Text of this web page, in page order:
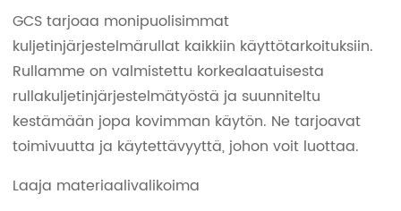
GCS tarjoaa monipuolisimmat
kuljetinjärjestelmärullat kaikkiin käyttötarkoituksiin.
Rullamme on valmistettu korkealaatuisesta
rullakuljetinjärjestelmätyöstä ja suunniteltu
kestämään jopa kovimman käytön. Ne tarjoavat
toimivuutta ja käytettävyyttä, johon voit luottaa.
Laaja materiaalivalikoima